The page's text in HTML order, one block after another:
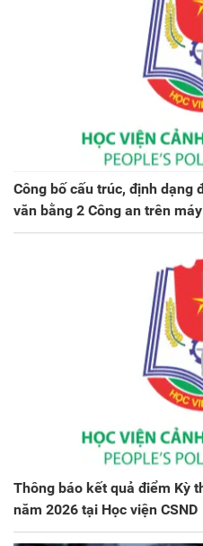
Công bố cấu trúc, định dạng
văn bằng 2 Công an trên
Thông báo kết quả điểm Kỳ
năm 2026 tại Học viện CSND